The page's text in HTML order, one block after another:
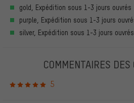
gold, Expédition sous 1-3 jours ouvrés
purple, Expédition sous 1-3 jours
silver, Expédition sous 1-3 jours ouvrés
COMMENTAIRES
5